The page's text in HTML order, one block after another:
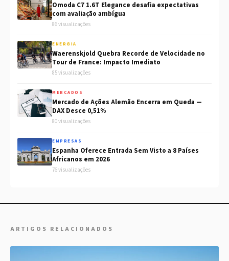
Omoda C7 1.6T Elegance desafia expectativas
com avaliação ambígua
86 visualizações
ENERGIA
Waerenskjold Quebra Recorde de Velocidade no
Tour de France: Impacto Imediato
85 visualizações
MERCADOS
Mercado de Ações Alemão Encerra em Queda —
DAX Desce 0,51%
80 visualizações
EMPRESAS
Espanha Oferece Entrada Sem Visto a 8 Países
Africanos em 2026
76 visualizações
ARTIGOS RELACIONADOS